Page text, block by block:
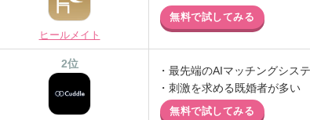
ヒールメイト
無料で試してみる
2位
・最先端のAIマッチングシス
・刺激を求める既婚者が多い
無料で試してみる